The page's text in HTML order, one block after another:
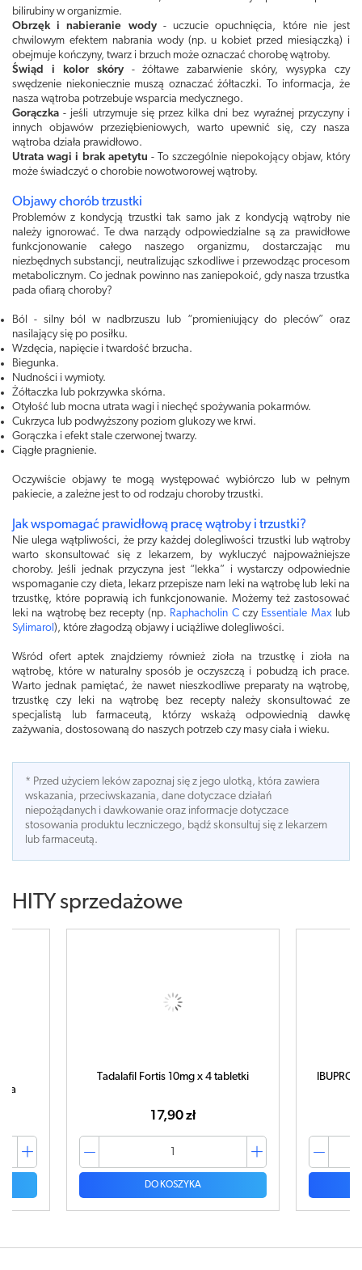
bilirubiny w organizmie.
Obrzęk i nabieranie wody- uczucie opuchnięcia, które nie jest
chwilowym efektem nabrania wody (np. u kobiet przed miesiączką) i
obejmuje kończyny, twarz i brzuch może oznaczać chorobę wątroby.
Świąd i kolor skóry- żółtawe zabarwienie skóry, wysypka czy
swędzenie niekoniecznie muszą oznaczać żółtaczki. To informacja, że
nasza wątroba potrzebuje wsparcia medycznego.
Gorączka - jeśli utrzymuje się przez kilka dni bez wyraźnej przyczyny i
innych objawów przeziębieniowych, warto upewnić się, czy nasza
wątroba działa prawidłowo.
Utrata wagi i brak apetytu - To szczególnie niepokojący objaw, który
może świadczyć o chorobie nowotworowej wątroby.
Objawy chorób trzustki
Problemów z kondycją trzustki tak samo jak z kondycją wątroby nie
należy ignorować. Te dwa narządy odpowiedzialne są za prawidłowe
funkcjonowanie całego naszego organizmu, dostarczając mu
niezbędnych substancji, neutralizując szkodliwe i przewodząc procesom
metabolicznym. Co jednak powinno nas zaniepokoić, gdy nasza trzustka
pada ofiarą choroby?
Ból - silny ból w nadbrzuszu lub “promieniujący do pleców” oraz
nasilający się po posiłku.
Wzdęcia, napięcie i twardość brzucha.
Biegunka.
Nudności i wymioty.
Żółtaczka lub pokrzywka skórna.
Otyłość lub mocna utrata wagi i niechęć spożywania pokarmów.
Cukrzyca lub podwyższony poziom glukozy we krwi.
Gorączka i efekt stale czerwonej twarzy.
Ciągłe pragnienie.
Oczywiście objawy te mogą występować wybiórczo lub w pełnym
pakiecie, a zależne jest to od rodzaju choroby trzustki.
Jak wspomagać prawidłową pracę wątroby i trzustki?
Nie ulega wątpliwości, że przy każdej dolegliwości trzustki lub wątroby
warto skonsultować się z lekarzem, by wykluczyć najpoważniejsze
choroby. Jeśli jednak przyczyna jest “lekka” i wystarczy odpowiednie
wspomaganie czy dieta, lekarz przepisze nam leki na wątrobę lub leki na
trzustkę, które poprawią ich funkcjonowanie. Możemy też zastosować
leki na wątrobę bez recepty (np. Raphacholin Cczy Essentiale Maxlub
Sylimarol), które złagodzą objawy i uciążliwe dolegliwości.
Wśród ofert aptek znajdziemy również zioła na trzustkę i zioła na
wątrobę, które w naturalny sposób je oczyszczą i pobudzą ich prace.
Warto jednak pamiętać, że nawet nieszkodliwe preparaty na wątrobę,
trzustkę czy leki na wątrobę bez recepty należy skonsultować ze
specjalistą lub farmaceutą, którzy wskażą odpowiednią dawkę
zażywania, dostosowaną do naszych potrzeb czy masy ciała i wieku.
* Przed użyciem leków zapoznaj się z jego ulotką, która zawiera
wskazania, przeciwskazania, dane dotyczace działań
niepożądanych i dawkowanie oraz informacje dotyczace
stosowania produktu leczniczego, bądź skonsultuj się z lekarzem
lub farmaceutą.
HITY sprzedażowe
IBUPROM MAX Sprint x 40 kapsułek
42,99 zł
DO KOSZYKA